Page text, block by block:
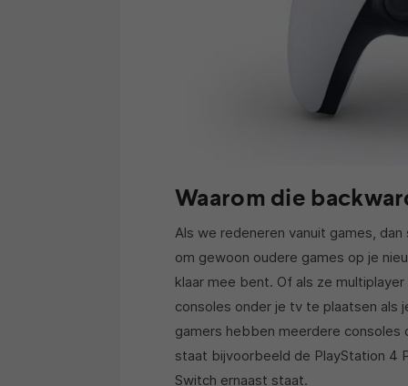
Waarom die
Als we redeneren vanuit games,
om gewoon oudere games op je
klaar mee bent. Of als ze
consoles onder je tv te plaatsen als
gamers hebben meerdere consoles
staat bijvoorbeeld de PlayStation 4
Switch ernaast staat.